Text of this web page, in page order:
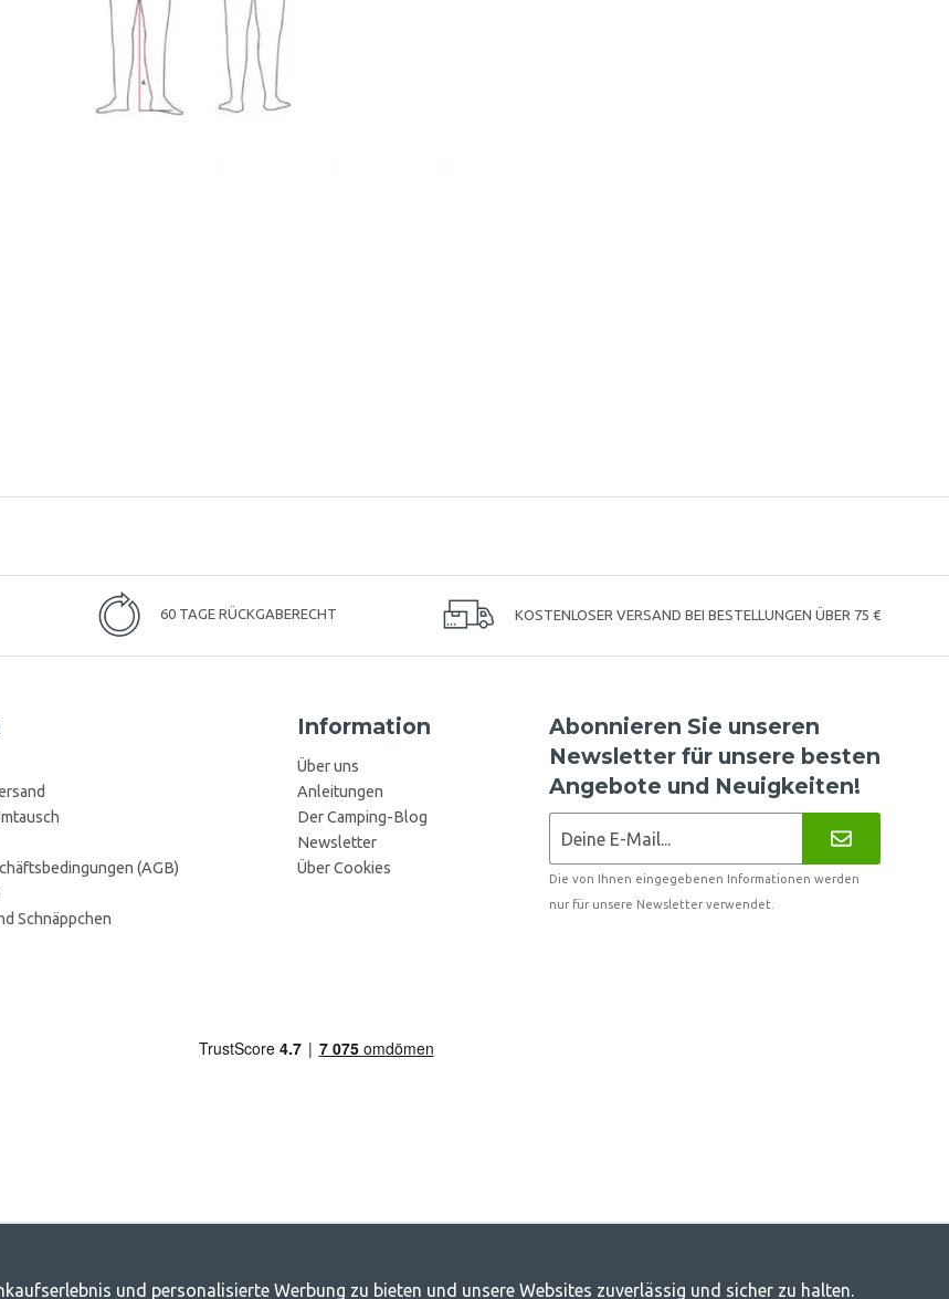
60 TAGE RÜCKGABERECHT KOSTENLOSER VERSAND BEI BESTELLUNGEN ÜBER 75 €
(AGB)
Schnäppchen
Information
Über uns
Anleitungen
Der Camping-Blog
Newsletter
Über Cookies
Abonnieren Sie unseren
Newsletter für unsere besten
Angebote und Neuigkeiten!
Die von Ihnen eingegebenen Informationen werden
nur für unsere Newsletter verwendet.
- Ihr Geschäft für Camping und Outdoor-Leben
und personalisierte Werbung zu bieten und unsere Websites zuverlässig und sicher zu halten.